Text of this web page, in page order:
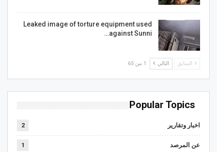
Leaked image of torture equipment used
against Sunni…
السابق التالي 1 من 65
Popular Topics
اخبار وتقارير 2
عن المرصد 1